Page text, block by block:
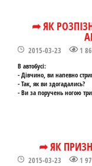
➦ ЯК
2015-03-23 1
В автобусі:
- Дівчино, ви напевно
- Так, як ви здогадались?
- Ви за поручень ногою
➦ ЯК
2015-03-23 1